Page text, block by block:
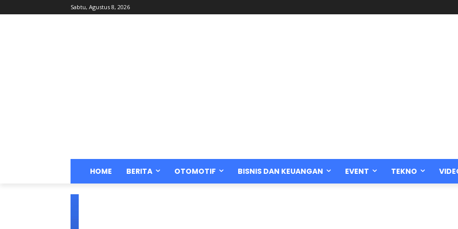
Sabtu, Agustus 8, 2026
HOME BERITA OTOMOTIF BISNIS DAN KEUANGAN EVENT TEKNO